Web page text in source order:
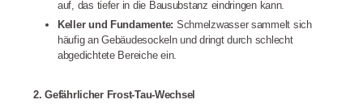
auf, das tiefer in die Bausubstanz eindringen kann.
Keller und Fundamente: Schmelzwasser sammelt sich
häufig an Gebäudesockeln und dringt durch schlecht
abgedichtete Bereiche ein.
2. Gefährlicher Frost-Tau-Wechsel